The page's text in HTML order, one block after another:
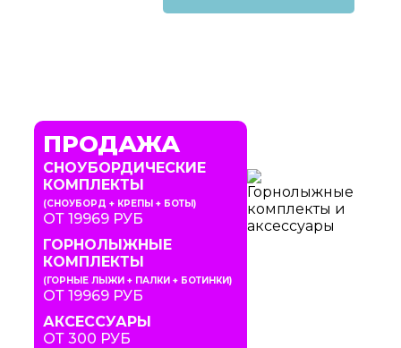
ПРОДАЖА
СНОУБОРДИЧЕСКИЕ
КОМПЛЕКТЫ
(СНОУБОРД + КРЕПЫ + БОТЫ)
ОТ 19969 РУБ
ГОРНОЛЫЖНЫЕ
КОМПЛЕКТЫ
(ГОРНЫЕ ЛЫЖИ + ПАЛКИ + БОТИНКИ)
ОТ 19969 РУБ
АКСЕССУАРЫ
ОТ 300 РУБ